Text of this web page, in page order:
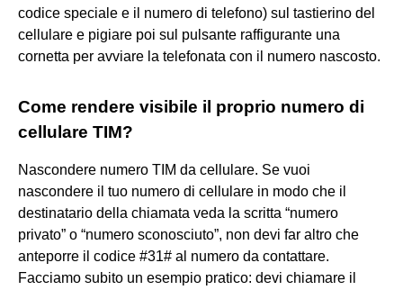
codice speciale e il numero di telefono) sul tastierino del
cellulare e pigiare poi sul pulsante raffigurante una
cornetta per avviare la telefonata con il numero nascosto.
Come rendere visibile il proprio numero di
cellulare TIM?
Nascondere numero TIM da cellulare. Se vuoi
nascondere il tuo numero di cellulare in modo che il
destinatario della chiamata veda la scritta “numero
privato” o “numero sconosciuto”, non devi far altro che
anteporre il codice #31# al numero da contattare.
Facciamo subito un esempio pratico: devi chiamare il